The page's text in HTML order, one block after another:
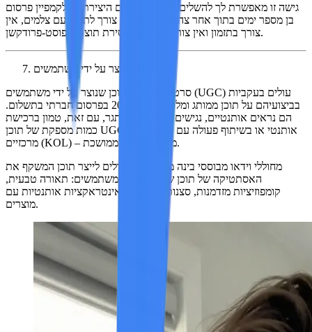
גישה זו מאפשרת לך להשלים את כל הנכסים היצירתיים לקמפיין פרסום
בן מספר ימים בתוך אחר צהריים אחד. אין צורך לתאם עם צלמים, אין
צורך בתזמון ואין צורך להמתין למסירת תוצרי הפוסט-פרודקשן.
תוכן שנוצר על ידי משתמשים
סרטונים בסגנון תוכן שנוצר על ידי משתמשים (UGC) עולים בעקביות
בביצועיהם על תוכן ממותג ומלוטש ב-20-50% בפרסום חברתי בתשלום.
הם נראים אותנטיים, נגישים ואמינים. האתגר, עם זאת, טמון ברכישת
כמות מספקת של תוכן UGC אותנטי או בשיתוף פעולה עם מובילי דעה
מרכזיים (KOL) – משימה יקרה וממושכת.
מחוללי וידאו מבוססי בינה מלאכותית יכולים לייצר תוכן המשקף את
האסתטיקה של תוכן שנוצר על ידי משתמשים: תאורה טבעית,
קומפוזיציות מזדמנות, סצנות יומיומיות ואינטראקציות אותנטיות עם
מוצרים.